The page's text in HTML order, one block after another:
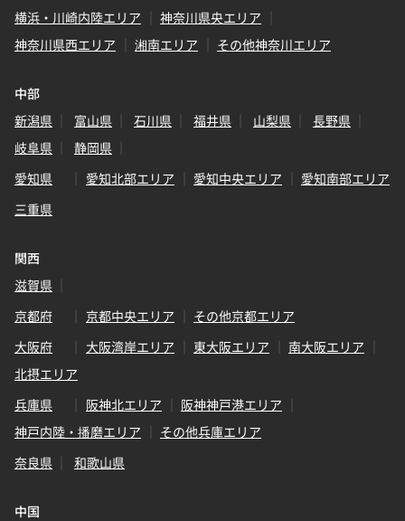
横浜・川崎内陸エリア
神奈川県央エリア
神奈川県西エリア
湘南エリア その他神奈川エリア
中部
新潟県
富山県 石川県 福井県 山梨県
長野県
岐阜県
静岡県
愛知県
愛知北部エリア 愛知中央エリア
愛知南部エリア
三重県
関西
滋賀県
京都府
京都中央エリア
その他京都エリア
大阪府
大阪湾岸エリア 東大阪エリア
南大阪エリア
北摂エリア
兵庫県
阪神北エリア
阪神神戸港エリア
神戸内陸・播磨エリア
その他兵庫エリア
奈良県
和歌山県
中国